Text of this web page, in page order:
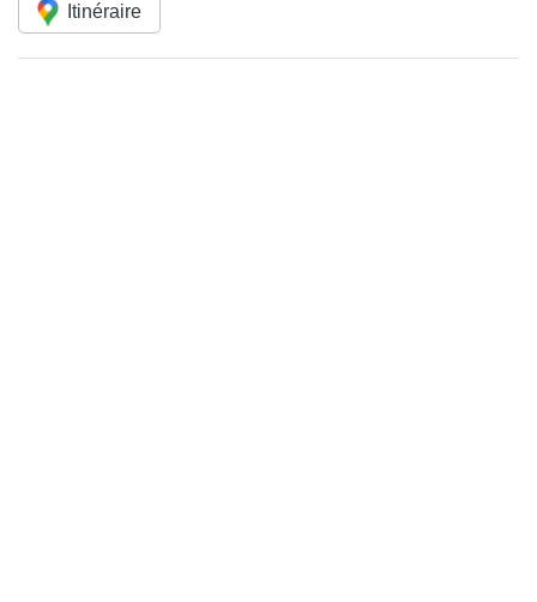
Itinéraire